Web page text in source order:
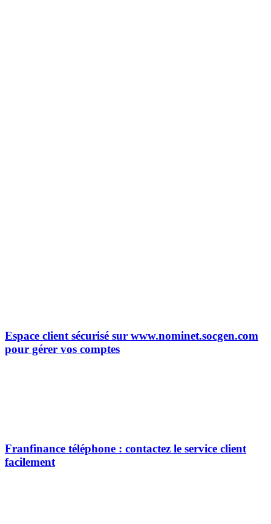
Espace client sécurisé sur www.nominet.socgen.com
pour gérer vos comptes
Franfinance téléphone : contactez le service client
facilement